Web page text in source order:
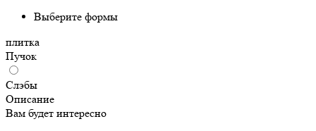
Выберите формы
плитка
Пучок
Слэбы
Описание
Вам будет интересно